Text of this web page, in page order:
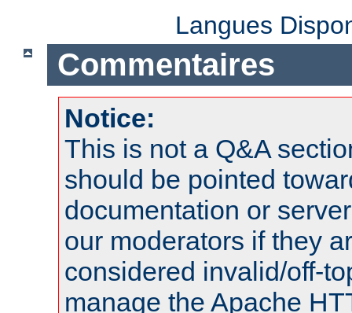
Langues
Commentaires
Notice:
This is not a Q&A
should be pointed
documentation or
our moderators if they
considered invalid/off-
manage the Apache